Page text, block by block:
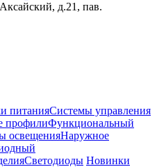
д.21, пав.
питанияСистемы управления
профилиФункциональный
освещенияНаружное
Светодиоды Новинки